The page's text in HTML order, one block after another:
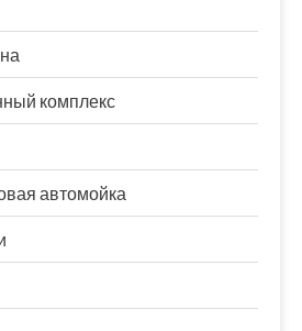
комплекс
автомойка